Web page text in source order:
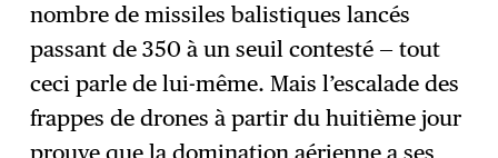
nombre de missiles balistiques lancés
passant de 350 à un seuil contesté — tout
ceci parle de lui-même. Mais l’escalade des
frappes de drones à partir du huitième jour
prouve quela domination aérienne a ses